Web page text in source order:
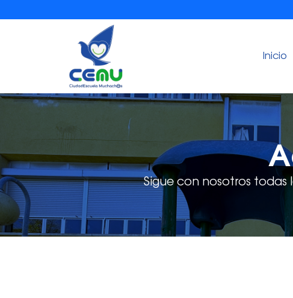
Inicio
Sigue con nosotros todas